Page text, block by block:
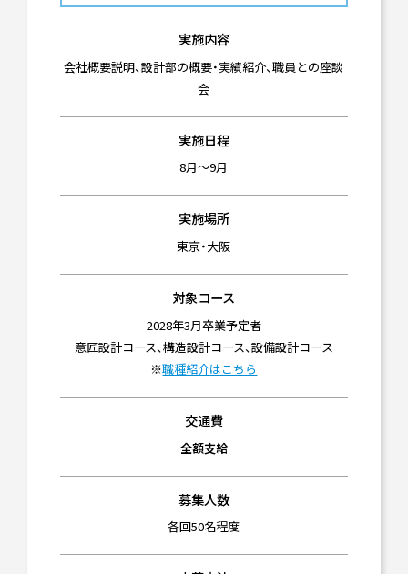
実施内容
会社概要説明、設計部の概要・実績紹介、職員との座談
会
実施日程
8月～9月
実施場所
東京・大阪
対象コース
2028年3月卒業予定者
意匠設計コース、構造設計コース、設備設計コース
※職種紹介はこちら
交通費
全額支給
募集人数
各回50名程度